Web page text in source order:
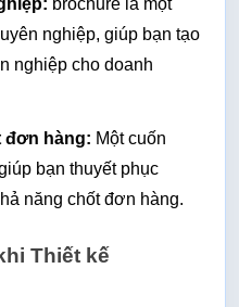
nghiệp, giúp bạn tạo
nghiệp cho doanh
đơn hàng: Một cuốn
bạn thuyết phục
năng chốt đơn hàng.
Thiết kế